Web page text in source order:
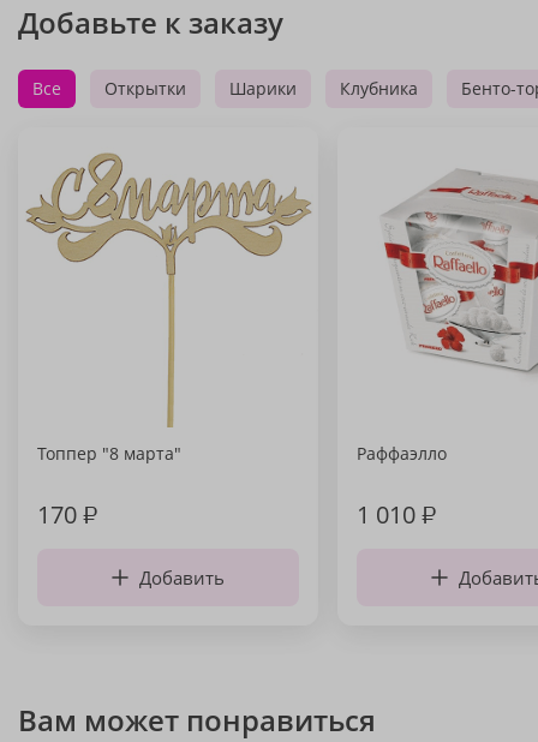
Добавьте к заказу
Все Открытки Шарики Клубника Бенто-
Топпер "8 марта"
170₽
Добавить
Раффаэлло
1 010₽
Вам может понравиться